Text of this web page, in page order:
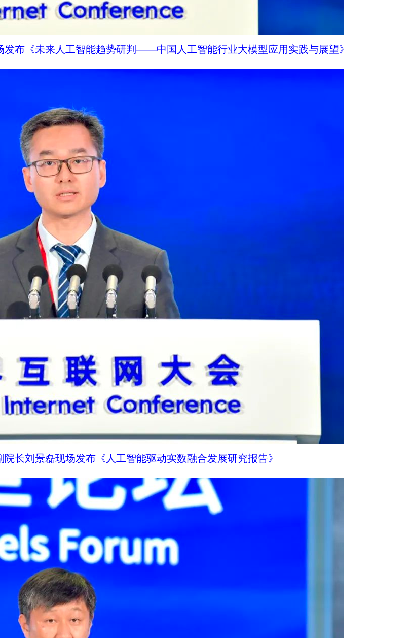
布《未来人工智能趋势研判——中国人工智能行业大模型应用实践与展望》
长刘景磊现场发布《人工智能驱动实数融合发展研究报告》